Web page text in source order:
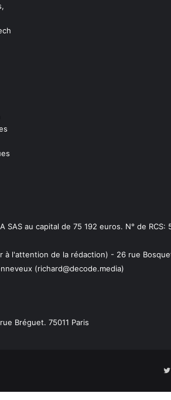
SAS au capital de 75 192 euros. N° de RCS:
à l'attention de la rédaction) - 26 rue
(richard@decode.media)
Bréguet. 75011 Paris